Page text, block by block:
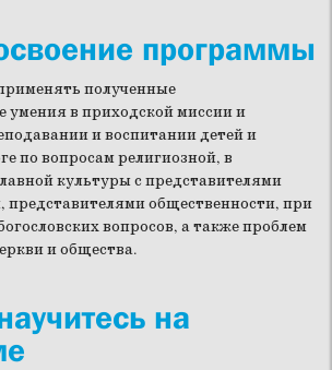
программы
полученные
умения в приходской миссии и
и воспитании детей и
по вопросам религиозной, в
культуры с представителями
представителями общественности, при
вопросов, а также проблем
и общества.
на